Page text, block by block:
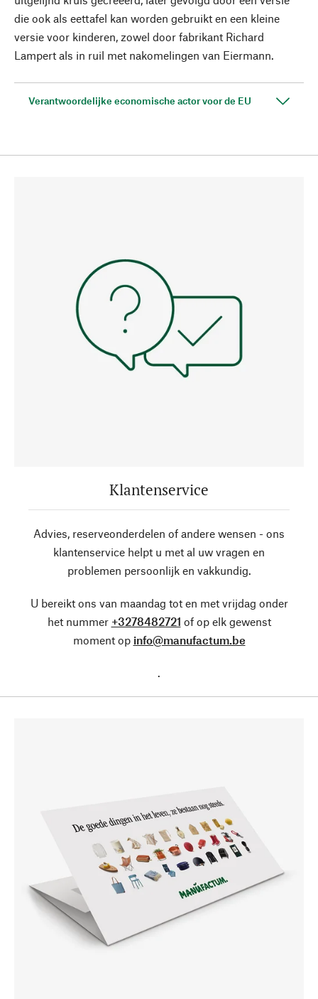
die ook als eettafel kan worden gebruikt en een kleine
versie voor kinderen, zowel door fabrikant Richard
Lampert als in ruil met nakomelingen van Eiermann.
Verantwoordelijke economische actor voor de EU
Klantenservice
Advies, reserveonderdelen of andere wensen - ons
klantenservice helpt u met al uw vragen en
problemen persoonlijk en vakkundig.
U bereikt ons van maandag tot en met vrijdag onder
het nummer +3278482721 of op elk gewenst
moment op info@manufactum.be
.